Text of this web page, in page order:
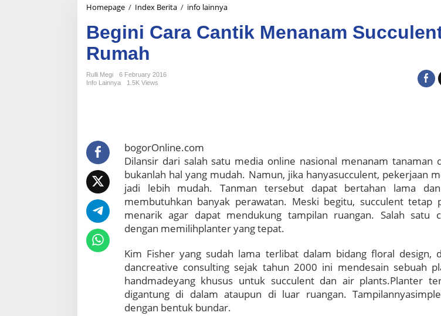
Homepage / Index Berita / info lainnya
g
i
i
k
M
n
a
n
m
S
u
c
c
u
Begini Cara Cantik Menanam
Rumah
Rulli Megi
6 February 2016
Info Lainnya
1.5K Views
bogorOnline.com
Dilansir dari salah satu media online nasional menanam tanaman
bukanlah hal yang mudah. Namun, jika hanyasucculent, pekerjaan
jadi lebih mudah. Tanman tersebut dapat bertahan lama
membutuhkan banyak perawatan. Meski begitu, succulent tetap
menarik agar dapat mendukung tampilan ruangan. Salah satu
dengan memilihplanter yang tepat.
Kim Fisher yang sudah lama terlibat dalam bidang floral design,
dancreative consulting sejak tahun 2000 ini mendesain sebuah
handmadeyang khusus untuk succulent dan air plants.Planter
digantung di dalam ataupun di luar ruangan.
dengan bentuk bundar.